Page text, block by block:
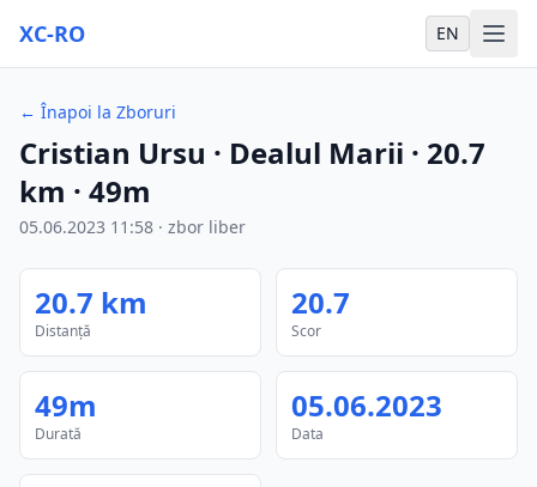
XC-RO EN
← Înapoi la Zboruri
Cristian Ursu · Dealul Marii · 20.7
km · 49m
05.06.2023 11:58 · zbor liber
20.7 km
Distanță
20.7
Scor
49m
Durată
05.06.2023
Data